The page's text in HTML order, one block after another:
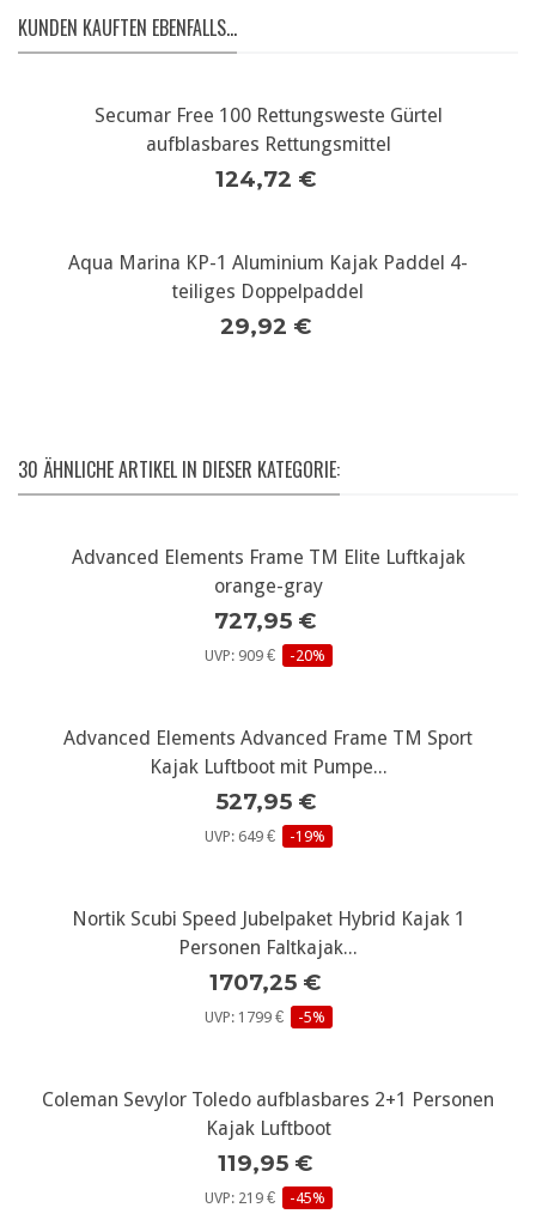
KUNDEN KAUFTEN EBENFALLS...
Secumar Free 100 Rettungsweste Gürtel
aufblasbares Rettungsmittel
124,72 €
Aqua Marina KP-1 Aluminium Kajak Paddel 4-
teiliges Doppelpaddel
29,92 €
30 ÄHNLICHE ARTIKEL IN DIESER KATEGORIE:
Advanced Elements Frame TM Elite Luftkajak
orange-gray
727,95 €
UVP: 909 € -20%
Advanced Elements Advanced Frame TM Sport
Kajak Luftboot mit Pumpe...
527,95 €
UVP: 649 € -19%
Nortik Scubi Speed Jubelpaket Hybrid Kajak 1
Personen Faltkajak...
1707,25 €
UVP: 1799 € -5%
Coleman Sevylor Toledo aufblasbares 2+1 Personen
Kajak Luftboot
119,95 €
UVP: 219 € -45%